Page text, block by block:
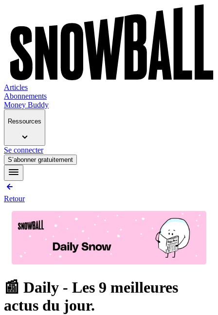
Articles
Abonnements
Money Buddy
Ressources
Se connecter
S’abonner gratuitement
Retour
📰 Daily - Les 9 meilleures
actus du jour.